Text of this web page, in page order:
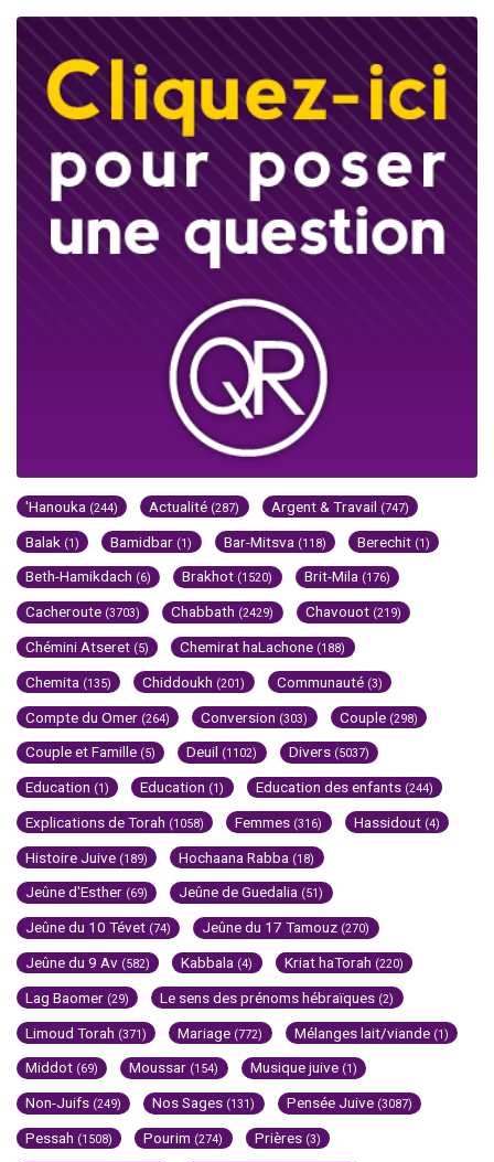
'Hanouka (244) Actualité (287) Argent & Travail (747)
Balak (1) Bamidbar (1) Bar-Mitsva (118) Berechit (1)
Beth-Hamikdach (6) Brakhot (1520) Brit-Mila (176)
Cacheroute (3703) Chabbath (2429) Chavouot (219)
Chémini Atseret (5) Chemirat haLachone (188)
Chemita (135) Chiddoukh (201) Communauté (3)
Compte du Omer (264) Conversion (303) Couple (298)
Couple et Famille (5) Deuil (1102) Divers (5037)
Education (1) Education (1) Education des enfants (244)
Explications de Torah (1058) Femmes (316) Hassidout (4)
Histoire Juive (189) Hochaana Rabba (18)
Jeûne d'Esther (69) Jeûne de Guedalia (51)
Jeûne du 10 Tévet (74) Jeûne du 17 Tamouz (270)
Jeûne du 9 Av (582) Kabbala (4) Kriat haTorah (220)
Lag Baomer (29) Le sens des prénoms hébraïques (2)
Limoud Torah (371) Mariage (772) Mélanges lait/viande (1)
Middot (69) Moussar (154) Musique juive (1)
Non-Juifs (249) Nos Sages (131) Pensée Juive (3087)
Pessah (1508) Pourim (274) Prières (3)